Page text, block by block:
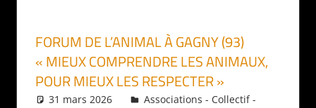
FORUM DE L’ANIMAL À GAGNY (93)
« MIEUX COMPRENDRE LES ANIMAUX,
POUR MIEUX LES RESPECTER »
31 mars 2026 Daniel
Associations - Collectif -